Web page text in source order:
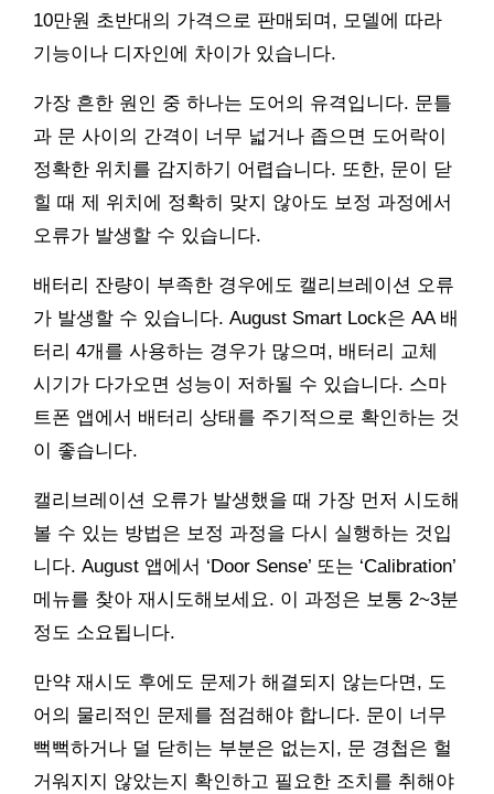
10만원 초반대의 가격으로 판매되며, 모델에 따라
기능이나 디자인에 차이가 있습니다.
가장 흔한 원인 중 하나는 도어의 유격입니다. 문틀
과 문 사이의 간격이 너무 넓거나 좁으면 도어락이
정확한 위치를 감지하기 어렵습니다. 또한, 문이 닫
힐 때 제 위치에 정확히 맞지 않아도 보정 과정에서
오류가 발생할 수 있습니다.
배터리 잔량이 부족한 경우에도 캘리브레이션 오류
가 발생할 수 있습니다. August Smart Lock은 AA 배
터리 4개를 사용하는 경우가 많으며, 배터리 교체
시기가 다가오면 성능이 저하될 수 있습니다. 스마
트폰 앱에서 배터리 상태를 주기적으로 확인하는 것
이 좋습니다.
캘리브레이션 오류가 발생했을 때 가장 먼저 시도해
볼 수 있는 방법은 보정 과정을 다시 실행하는 것입
니다. August 앱에서 ‘Door Sense’ 또는 ‘Calibration’
메뉴를 찾아 재시도해보세요. 이 과정은 보통 2~3분
정도 소요됩니다.
만약 재시도 후에도 문제가 해결되지 않는다면, 도
어의 물리적인 문제를 점검해야 합니다. 문이 너무
뻑뻑하거나 덜 닫히는 부분은 없는지, 문 경첩은 헐
거워지지 않았는지 확인하고 필요한 조치를 취해야